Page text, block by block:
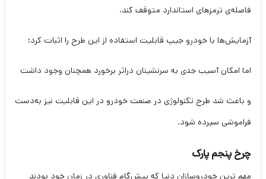
فاصله‌ی ترمزهای استاندارد متوقف کند.
آزمایش‌ها با خودرو جیپ قابلیت استفاده از این طرح را اثبات کرد؛
اما امکان آسیب جدی به سرنشینان دراثر برخورد همچنان وجود داشت
و باعث شد طرح تکنولوژی در صنعت خودرو در این قابلیت نیز به‌دست
فراموشی سپرده شود.
چرخ پنجم پارک
مهم ترین خودروسازان دنیا که پیش‌گام فناوری در زمان خود بودند